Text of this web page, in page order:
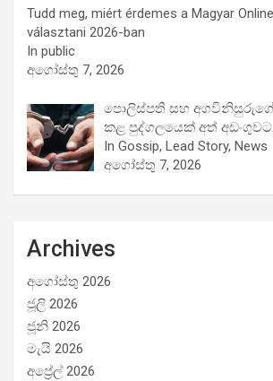
Tudd meg, miért érdemes a Magyar
választani 2026-ban
In public
අගෝස්තු 7, 2026
පොලිස්පති සහ
කළ පුද්ගලයෙක් අත් අඩංගුවට.
In Gossip, Lead Story, News
අගෝස්තු 7, 2026
Archives
අගෝස්තු 2026
ජූලි 2026
ජූනි 2026
මැයි 2026
අප්‍රේල් 2026